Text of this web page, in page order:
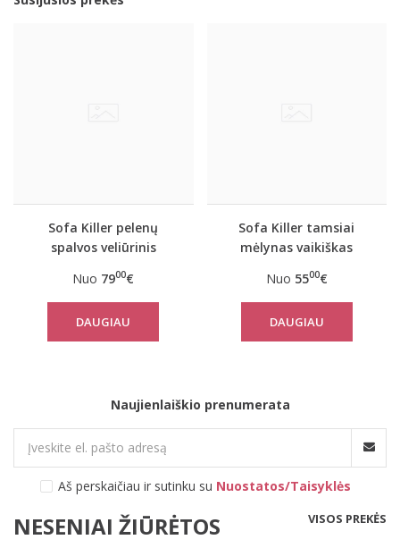
Sofa Killer pelenų
spalvos veliūrinis
Nuo 7900€
DAUGIAU
Sofa Killer tamsiai
mėlynas vaikiškas
Nuo 5500€
DAUGIAU
Naujienlaiškio prenumerata
Aš perskaičiau ir sutinku su Nuostatos/Taisyklės
NESENIAI ŽIŪRĖTOS VISOS PREKĖS